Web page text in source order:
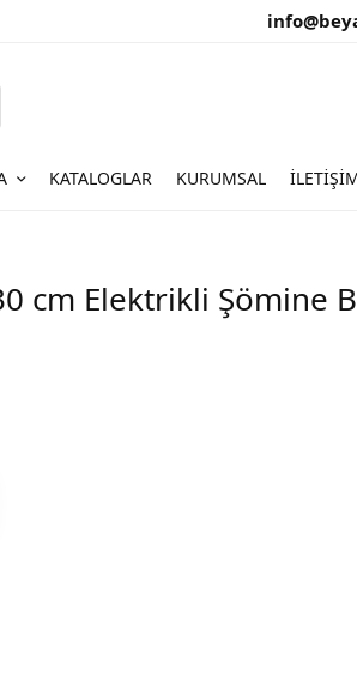
KATALOGLAR KURUMSAL
cm Elektrikli Şömine